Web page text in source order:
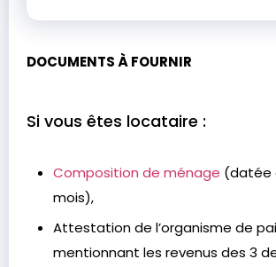
DOCUMENTS À FOURNIR
Si vous êtes locataire :
Composition de ménage (datée
mois),
Attestation de l’organisme de
mentionnant les revenus des 3